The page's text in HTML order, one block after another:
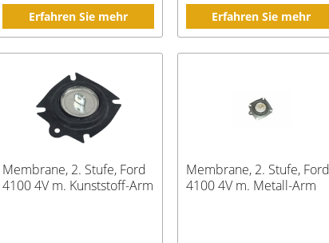
Erfahren Sie mehr Erfahren Sie mehr
Membrane, 2. Stufe, Ford
4100 4V m. Kunststoff-Arm
Membrane, 2. Stufe, Ford
4100 4V m. Metall-Arm